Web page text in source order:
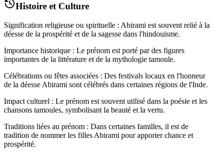
Histoire et Culture
Signification religieuse ou spirituelle : Abirami est souvent relié à la
déesse de la prospérité et de la sagesse dans l'hindouisme.
Importance historique : Le prénom est porté par des figures
importantes de la littérature et de la mythologie tamoule.
Célébrations ou fêtes associées : Des festivals locaux en l'honneur
de la déesse Abirami sont célébrés dans certaines régions de l'Inde.
Impact culturel : Le prénom est souvent utilisé dans la poésie et les
chansons tamoules, symbolisant la beauté et la vertu.
Traditions liées au prénom : Dans certaines familles, il est de
tradition de nommer les filles Abirami pour apporter chance et
prospérité.